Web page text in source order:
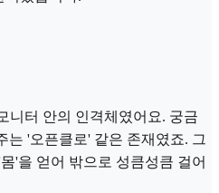
니터 안의 인격체였어요. 궁금
는 '오픈클로' 같은 존재였죠. 그
'을 얻어 밖으로 성큼성큼 걸어